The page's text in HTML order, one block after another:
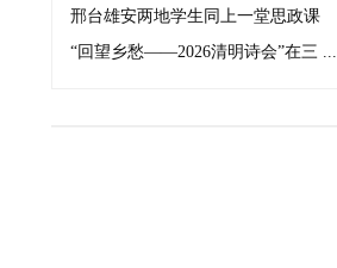
邢台雄安两地学生同上一堂思政课
“回望乡愁——2026清明诗会”在三 ...